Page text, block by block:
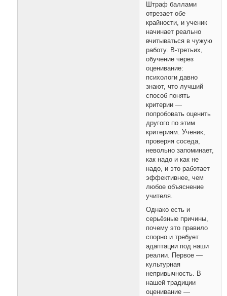
Штраф баллами
отрезает обе
крайности, и ученик
начинает реально
вчитываться в чужую
работу. В-третьих,
обучение через
оценивание:
психологи давно
знают, что лучший
способ понять
критерии —
попробовать оценить
другого по этим
критериям. Ученик,
проверяя соседа,
невольно запоминает,
как надо и как не
надо, и это работает
эффективнее, чем
любое объяснение
учителя.
Однако есть и
серьёзные причины,
почему это правило
спорно и требует
адаптации под наши
реалии. Первое —
культурная
непривычность. В
нашей традиции
оценивание —